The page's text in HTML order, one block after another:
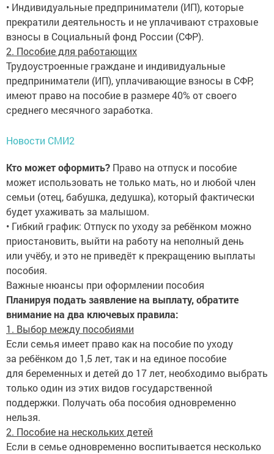
• Индивидуальные предприниматели (ИП), которые
прекратили деятельность и не уплачивают страховые
взносы в Социальный фонд России (СФР).
2. Пособие для работающих
Трудоустроенные граждане и индивидуальные
предприниматели (ИП), уплачивающие взносы в СФР,
имеют право на пособие в размере 40% от своего
среднего месячного заработка.
Новости СМИ2
Кто может оформить? Право на отпуск и пособие
может использовать не только мать, но и любой член
семьи (отец, бабушка, дедушка), который фактически
будет ухаживать за малышом.
• Гибкий график: Отпуск по уходу за ребёнком можно
приостановить, выйти на работу на неполный день
или учёбу, и это не приведёт к прекращению выплаты
пособия.
Важные нюансы при оформлении пособия
Планируя подать заявление на выплату, обратите
внимание на два ключевых правила:
1. Выбор между пособиями
Если семья имеет право как на пособие по уходу
за ребёнком до 1,5 лет, так и на единое пособие
для беременных и детей до 17 лет, необходимо выбрать
только один из этих видов государственной
поддержки. Получать оба пособия одновременно
нельзя.
2. Пособие на нескольких детей
Если в семье одновременно воспитывается несколько